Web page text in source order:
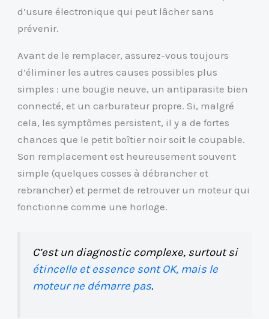
d’usure électronique qui peut lâcher sans
prévenir.
Avant de le remplacer, assurez-vous toujours
d’éliminer les autres causes possibles plus
simples : une bougie neuve, un antiparasite bien
connecté, et un carburateur propre. Si, malgré
cela, les symptômes persistent, il y a de fortes
chances que le petit boîtier noir soit le coupable.
Son remplacement est heureusement souvent
simple (quelques cosses à débrancher et
rebrancher) et permet de retrouver un moteur qui
fonctionne comme une horloge.
C’est un diagnostic complexe, surtout si
étincelle et essence sont OK, mais le
moteur ne démarre pas.